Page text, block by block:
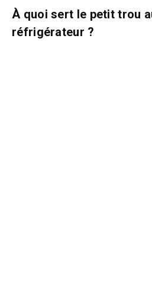
À quoi sert le petit trou
réfrigérateur ?